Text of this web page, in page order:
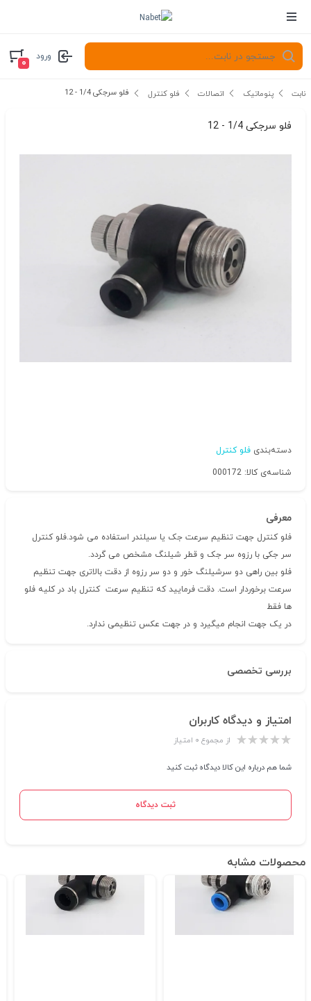
ورود
۰
نابت پنوماتیک اتصالات فلو کنترل فلو سرجکی 1/4 - 12
فلو سرجکی 1/4 - 12
دسته‌بندی فلو کنترل
شناسه‌ی کالا: 000172
معرفی
فلو کنترل جهت تنظیم سرعت جک یا سیلندر استفاده می شود.فلو کنترل
سر جکی با رزوه سر جک و قطر شیلنگ مشخص می گردد.
فلو بین راهی دو سرشیلنگ خور و دو سر رزوه از دقت بالاتری جهت تنظیم
سرعت برخوردار است. دقت فرمایید که تنظیم سرعت کنترل باد در کلیه فلو
ها فقط
در یک جهت انجام میگیرد و در جهت عکس تنظیمی ندارد.
بررسی تخصصی
امتیاز و دیدگاه کاربران
از مجموع ۰ امتیاز
شما هم درباره این کالا دیدگاه ثبت کنید
ثبت دیدگاه
محصولات مشابه